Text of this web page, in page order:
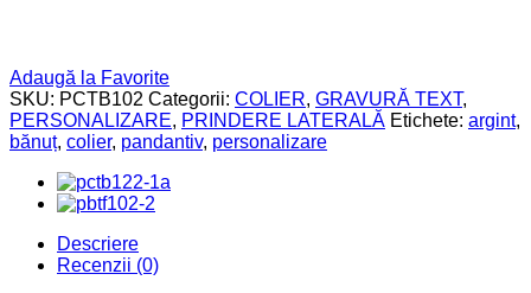
Adaugă la Favorite
SKU: PCTB102 Categorii: COLIER, GRAVURĂ TEXT,
PERSONALIZARE, PRINDERE LATERALĂ Etichete: argint,
bănuț, colier, pandantiv, personalizare
Descriere
Recenzii (0)